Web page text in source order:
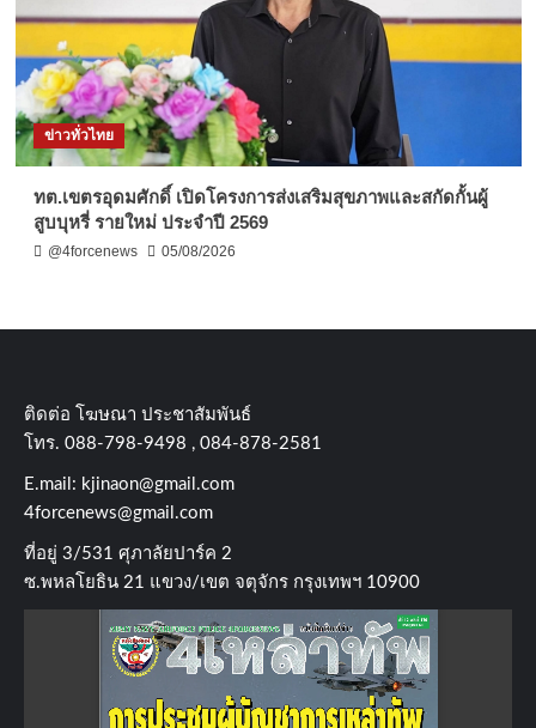
ข่าวทั่วไทย
ทต.เขตรอุดมศักดิ์ เปิดโครงการส่งเสริมสุขภาพและสกัดกั้นผู้
สูบบุหรี่ รายใหม่ ประจำปี 2569
@4forcenews 05/08/2026
ติดต่อ​ โฆษณา​ ประชาสัมพันธ์
โทร​. 088-798-9498 , 084-878-2581
E.mail: kjinaon@gmail.com
4forcenews@gmail.com
ที่อยู่​ 3/531​ ศุภาลัยปาร์ค​ 2
ซ.พหลโยธิน​ 21​ แขวง/เขต​ จตุจักร​ กรุงเทพฯ 10900